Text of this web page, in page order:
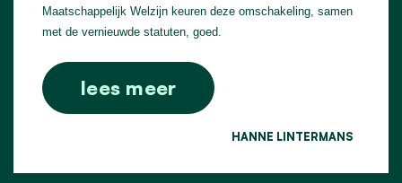
Maatschappelijk Welzijn keuren deze omschakeling, samen
met de vernieuwde statuten, goed.
lees meer
HANNE LINTERMANS